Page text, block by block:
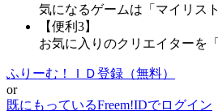
気になるゲームは「マイリス
【便利3】
お気に入りのクリエイターを
ふりーむ！ＩＤ登録（無料）
or
既にもっているFreem!IDでログイン